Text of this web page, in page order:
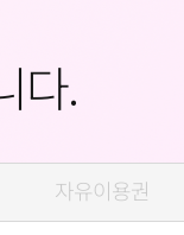
다.
자유이용권